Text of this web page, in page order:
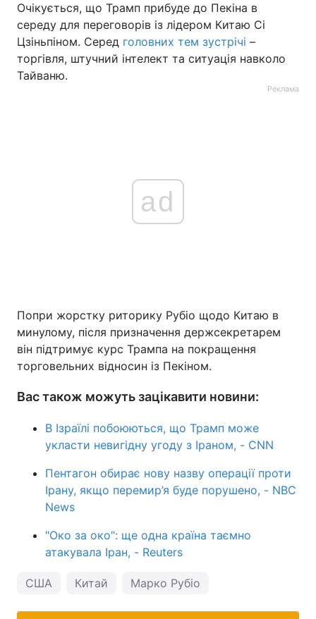
Очікується, що Трамп прибуде до Пекіна в
середу для переговорів із лідером Китаю Сі
Цзіньпіном. Серед головних тем зустрічі –
торгівля, штучний інтелект та ситуація навколо
Тайваню.
Реклама
ad
Попри жорстку риторику Рубіо щодо Китаю в
минулому, після призначення держсекретарем
він підтримує курс Трампа на покращення
торговельних відносин із Пекіном.
Вас також можуть зацікавити новини:
В Ізраїлі побоюються, що Трамп може
укласти невигідну угоду з Іраном, - CNN
Пентагон обирає нову назву операції проти
Ірану, якщо перемир’я буде порушено, - NBC
News
"Око за око": ще одна країна таємно
атакувала Іран, - Reuters
США Китай Марко Рубіо